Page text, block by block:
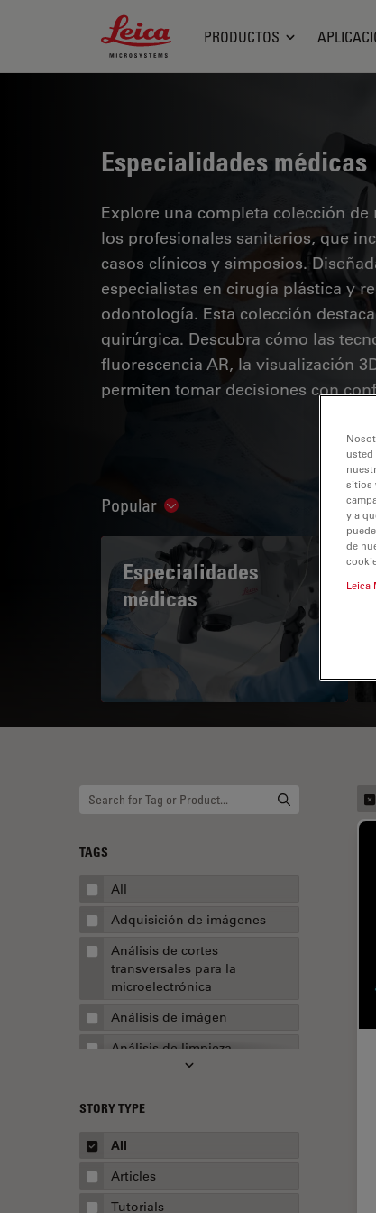
Leica Microsystems Logo
PRODUCTOS
Especialidades médicas
Explore una completa colección
los profesionales sanitarios, que
casos clínicos y simposios.
especialistas en cirugía plástica y
odontología. Esta colección
quirúrgica. Descubra cómo las
fluorescencia AR, la visualización
permiten tomar decisiones con
Popular Show subnavigation
Especialidades
médicas
TAGS
All
Adquisición de imágenes
Análisis de cortes
transversales para la
microelectrónica
Análisis de imágen
Análisis de limpieza
Apertura numérica
AR Surgery
Automoción y transporte
Biofarmacia
STORY TYPE
All
Articles
Tutorials
usted
sitios
y a
de
Leica